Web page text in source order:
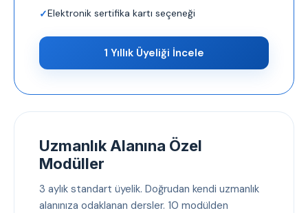
Elektronik sertifika kartı seçeneği
1 Yıllık Üyeliği İncele
Uzmanlık Alanına Özel
Modüller
3 aylık standart üyelik. Doğrudan kendi uzmanlık
alanınıza odaklanan dersler. 10 modülden